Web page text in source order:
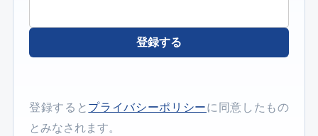
登録する
登録すると プライバシーポリシーに同意したもの
とみなされます。